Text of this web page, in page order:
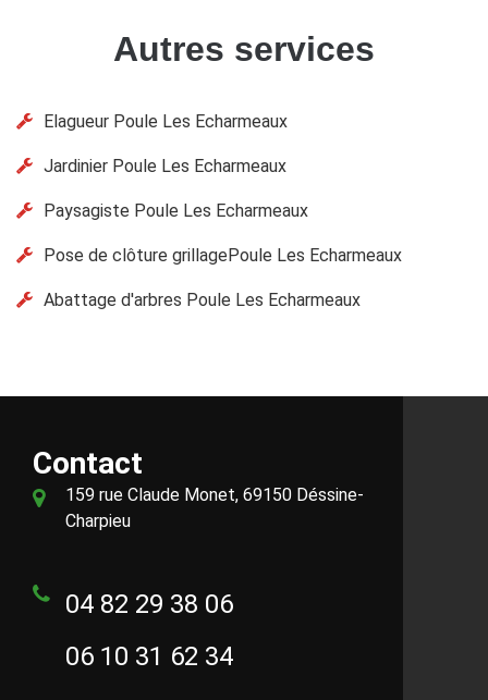
Autres services
Elagueur Poule Les Echarmeaux
Jardinier Poule Les Echarmeaux
Paysagiste Poule Les Echarmeaux
Pose de clôture grillagePoule Les Echarmeaux
Abattage d'arbres Poule Les Echarmeaux
Contact
159 rue Claude Monet, 69150 Déssine-
Charpieu
04 82 29 38 06
06 10 31 62 34